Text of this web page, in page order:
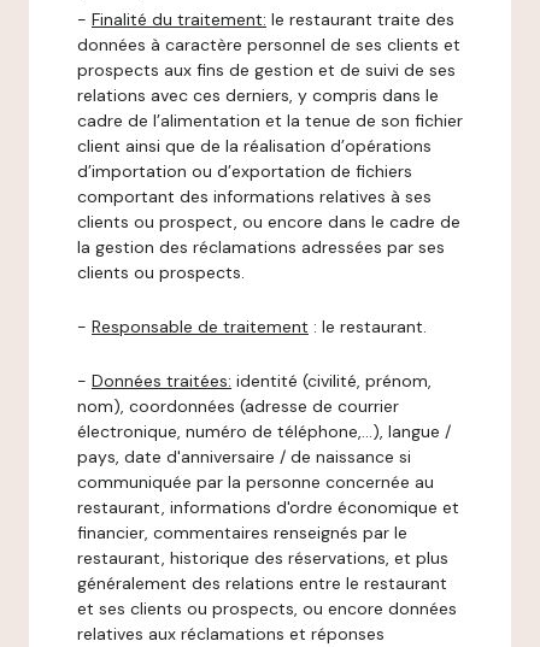
- Finalité du traitement: le restaurant traite des
données à caractère personnel de ses clients et
prospects aux fins de gestion et de suivi de ses
relations avec ces derniers, y compris dans le
cadre de l’alimentation et la tenue de son fichier
client ainsi que de la réalisation d’opérations
d’importation ou d’exportation de fichiers
comportant des informations relatives à ses
clients ou prospect, ou encore dans le cadre de
la gestion des réclamations adressées par ses
clients ou prospects.
- Responsable de traitement : le restaurant.
- Données traitées: identité (civilité, prénom,
nom), coordonnées (adresse de courrier
électronique, numéro de téléphone,…), langue /
pays, date d'anniversaire / de naissance si
communiquée par la personne concernée au
restaurant, informations d'ordre économique et
financier, commentaires renseignés par le
restaurant, historique des réservations, et plus
généralement des relations entre le restaurant
et ses clients ou prospects, ou encore données
relatives aux réclamations et réponses